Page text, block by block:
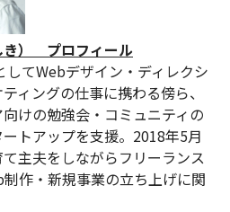
き） プロフィール
てWebデザイン・ディレクシ
ィングの仕事に携わる傍ら、
けの勉強会・コミュニティの
トアップを支援。2018年5月
主夫をしながらフリーランス
作・新規事業の立ち上げに関